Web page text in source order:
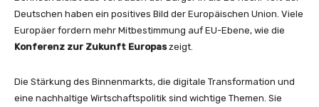
Deutschen haben ein positives Bild der Europäischen Union. Viele
Europäer fordern mehr Mitbestimmung auf EU-Ebene, wie die
Konferenz zur Zukunft Europaszeigt.
Die Stärkung des Binnenmarkts, die digitale Transformation und
eine nachhaltige Wirtschaftspolitik sind wichtige Themen. Sie